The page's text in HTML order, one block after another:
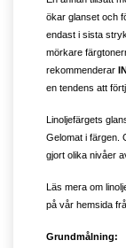
ökar glanset och
endast i sista
mörkare
rekommenderar
en tendens att
Linoljefärgets
Gelomat i färgen.
gjort olika nivåer
Läs mera om
på vår hemsida
Grundmålning: